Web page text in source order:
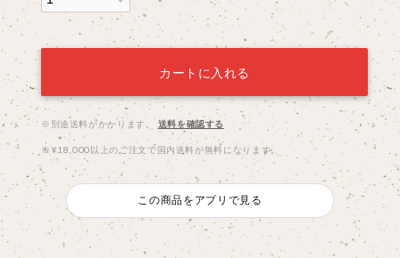
カートに入れる
※別途送料がかかります。 送料を確認する
※¥18,000以上のご注文で国内送料が無料になります。
この商品をアプリで見る